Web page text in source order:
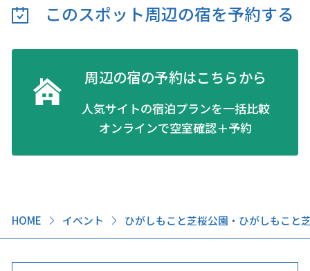
HOME イベント ひがしもこと芝桜公園・ひがしもこと
このスポット周辺の宿を予約する
周辺の宿の予約はこちらから
人気サイトの宿泊プランを一括比較
オンラインで空室確認＋予約